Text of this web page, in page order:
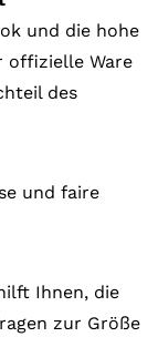
und die hohe
offizielle Ware
des
und faire
Ihnen, die
zur Größe